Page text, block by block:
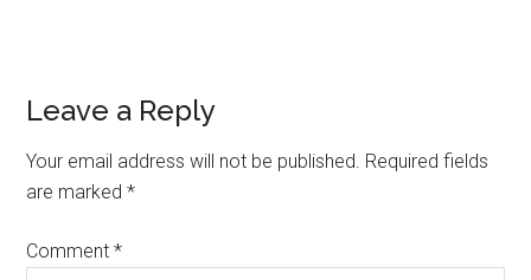
Reader
Interactions
Leave a Reply
Your email address will not be published. Required fields
are marked*
Comment*